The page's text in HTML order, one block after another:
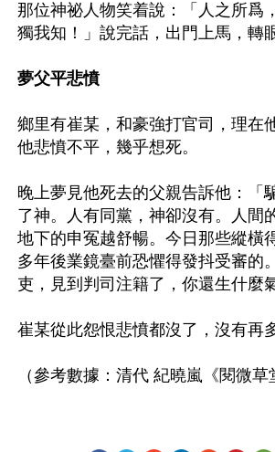
那位神祕人物笑着說：「人之所爲
獨我知！」說完話，出門上馬，轉
夢父平悲憤
鄉里有崔某，和豪強打官司，理在
他悲憤不平，幾乎想死。
晚上夢見他死去的父親告訴他：「
了神。人有同黨，神卻沒有。人間
地下的申冤越舒暢。今日那些縱橫
多年後業鏡臺前恐懼得發抖受審的
吏，見到判司注籍了，你還生什麼
崔某從此怨恨悲憤都沒了，沒有再